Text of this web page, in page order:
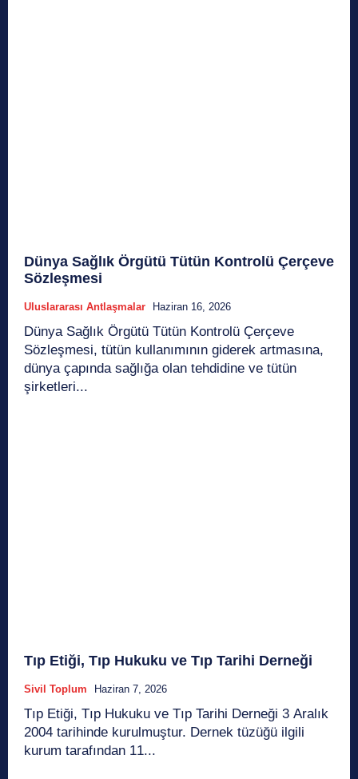
Dünya Sağlık Örgütü Tütün Kontrolü Çerçeve
Sözleşmesi
Uluslararası Antlaşmalar Haziran 16, 2026
Dünya Sağlık Örgütü Tütün Kontrolü Çerçeve
Sözleşmesi, tütün kullanımının giderek artmasına,
dünya çapında sağlığa olan tehdidine ve tütün
şirketleri...
Tıp Etiği, Tıp Hukuku ve Tıp Tarihi Derneği
Sivil Toplum Haziran 7, 2026
Tıp Etiği, Tıp Hukuku ve Tıp Tarihi Derneği 3 Aralık
2004 tarihinde kurulmuştur. Dernek tüzüğü ilgili
kurum tarafından 11...